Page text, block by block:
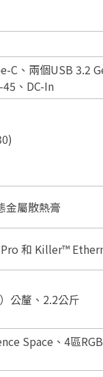
、兩個USB 3.2
、DC-In
金屬散熱膏
和 Killer™
公釐、2.2公斤
Space、4區